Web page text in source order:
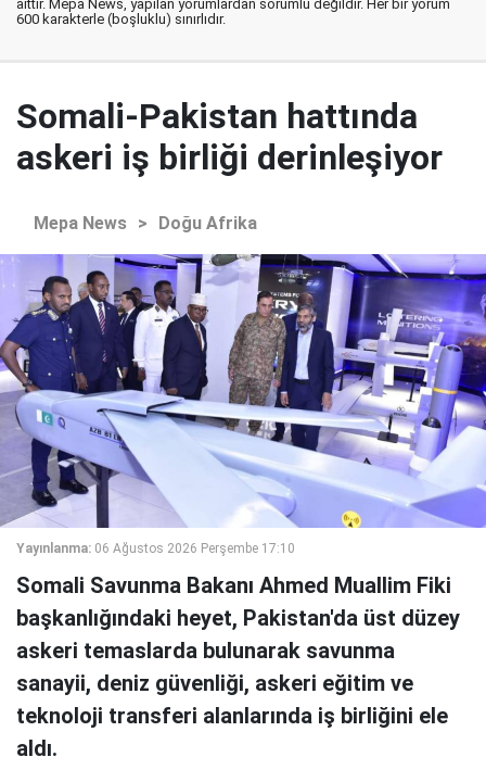
aittir. Mepa News, yapılan yorumlardan sorumlu değildir. Her bir yorum
600 karakterle (boşluklu) sınırlıdır.
Somali-Pakistan hattında
askeri iş birliği derinleşiyor
Mepa News > Doğu Afrika
Yayınlanma: 06 Ağustos 2026 Perşembe 17:10
Somali Savunma Bakanı Ahmed Muallim Fiki
başkanlığındaki heyet, Pakistan'da üst düzey
askeri temaslarda bulunarak savunma
sanayii, deniz güvenliği, askeri eğitim ve
teknoloji transferi alanlarında iş birliğini ele
aldı.